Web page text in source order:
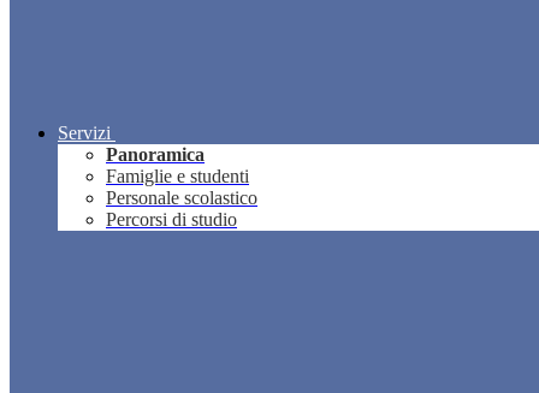
Servizi
Panoramica
Famiglie e studenti
Personale scolastico
Percorsi di studio